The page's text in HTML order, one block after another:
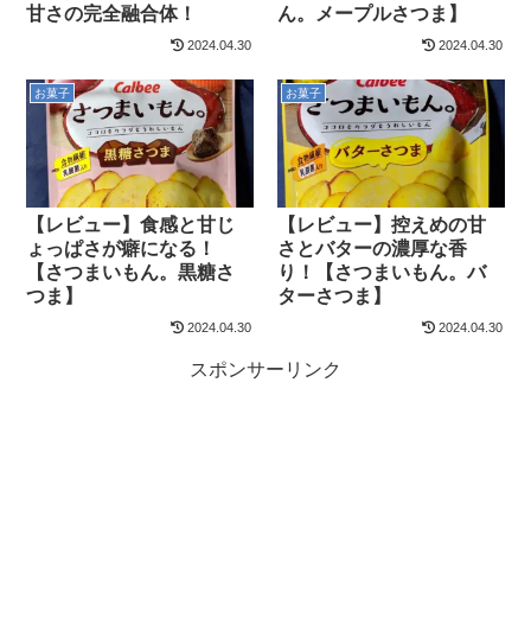
甘さの完全融合体！
2024.04.30
ん。メープルさつま】
2024.04.30
お菓子
【レビュー】食感と甘じ
ょっぱさが癖になる！
【さつまいもん。黒糖さ
つま】
2024.04.30
お菓子
【レビュー】控えめの甘
さとバターの濃厚な香
り！【さつまいもん。バ
ターさつま】
2024.04.30
スポンサーリンク